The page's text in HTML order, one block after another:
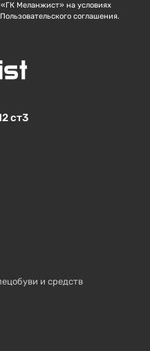
Меланжист» на условиях
соглашения.
ст3
и средств